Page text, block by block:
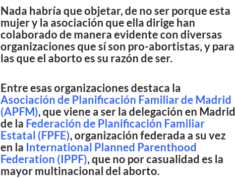
Nada habría que objetar, de no ser porque esta
mujer y la asociación que ella dirige han
colaborado de manera evidente con diversas
organizaciones que sí son pro-abortistas, y para
las que el aborto es su razón de ser.
Entre esas organizaciones destaca la
Asociación de Planificación Familiar de Madrid
(APFM), que viene a ser la delegación en Madrid
de la Federación de Planificación Familiar
Estatal (FPFE), organización federada a su vez
en la International Planned Parenthood
Federation (IPPF), que no por casualidad es la
mayor multinacional del aborto.